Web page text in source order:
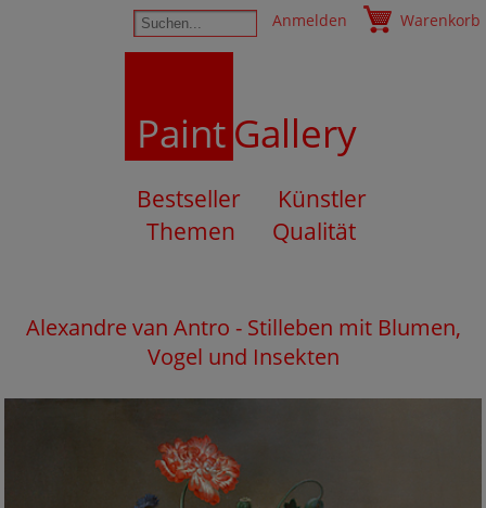
Anmelden Warenkorb
PaintGallery
Bestseller
Künstler
Themen
Qualität
Alexandre van Antro - Stilleben mit Blumen,
Vogel und Insekten